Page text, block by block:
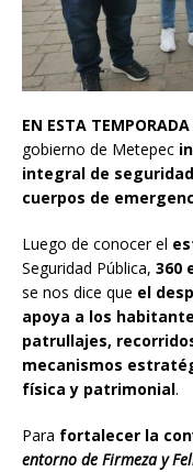
EN ESTA
gobierno de Metepec
integral de
cuerpos de
Luego de conocer el
Seguridad Pública, 360
se nos dice que el
apoya a los
patrullajes,
mecanismos
física y patrimonial.
Para fortalecer la
entorno de Firmeza y